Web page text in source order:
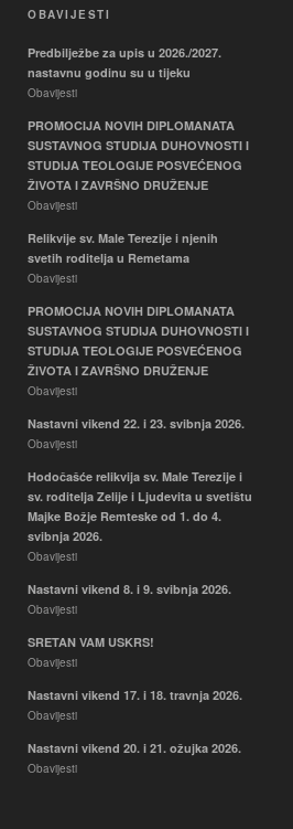
OBAVIJESTI
Predbilježbe za upis u 2026./2027.
nastavnu godinu su u tijeku
Obavijesti
PROMOCIJA NOVIH DIPLOMANATA
SUSTAVNOG STUDIJA DUHOVNOSTI I
STUDIJA TEOLOGIJE POSVEĆENOG
ŽIVOTA I ZAVRŠNO DRUŽENJE
Obavijesti
Relikvije sv. Male Terezije i njenih
svetih roditelja u Remetama
Obavijesti
PROMOCIJA NOVIH DIPLOMANATA
SUSTAVNOG STUDIJA DUHOVNOSTI I
STUDIJA TEOLOGIJE POSVEĆENOG
ŽIVOTA I ZAVRŠNO DRUŽENJE
Obavijesti
Nastavni vikend 22. i 23. svibnja 2026.
Obavijesti
Hodočašće relikvija sv. Male Terezije i
sv. roditelja Zelije i Ljudevita u svetištu
Majke Božje Remteske od 1. do 4.
svibnja 2026.
Obavijesti
Nastavni vikend 8. i 9. svibnja 2026.
Obavijesti
SRETAN VAM USKRS!
Obavijesti
Nastavni vikend 17. i 18. travnja 2026.
Obavijesti
Nastavni vikend 20. i 21. ožujka 2026.
Obavijesti